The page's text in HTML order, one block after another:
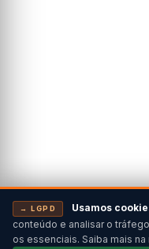
→ LGPD Usamos
conteúdo e analisar o
os essenciais. Saiba mais na